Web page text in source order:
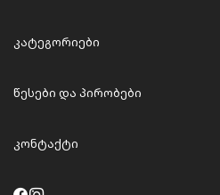
კატეგორიები
წესები და პირობები
კონტაქტი